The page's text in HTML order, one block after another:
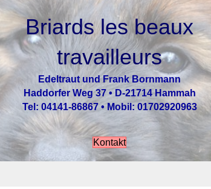
Briards les beaux
travailleurs
Edeltraut und Frank Bornmann
Haddorfer Weg 37 • D-21714 Hammah
Tel: 04141-86867 • Mobil: 01702920963
Kontakt